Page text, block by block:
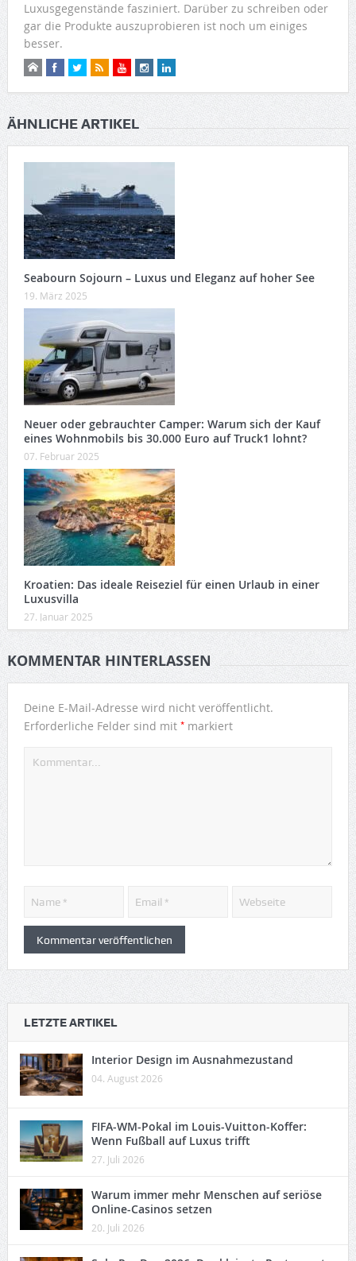
Luxusgegenstände fasziniert. Darüber zu schreiben oder
gar die Produkte auszuprobieren ist noch um einiges
besser.
ÄHNLICHE ARTIKEL
Seabourn Sojourn – Luxus und Eleganz auf hoher See
19. März 2025
Neuer oder gebrauchter Camper: Warum sich der Kauf
eines Wohnmobils bis 30.000 Euro auf Truck1 lohnt?
07. Februar 2025
Kroatien: Das ideale Reiseziel für einen Urlaub in einer
Luxusvilla
27. Januar 2025
KOMMENTAR HINTERLASSEN
Deine E-Mail-Adresse wird nicht veröffentlicht.
Erforderliche Felder sind mit *markiert
LETZTE ARTIKEL
Interior Design im Ausnahmezustand
04. August 2026
FIFA-WM-Pokal im Louis-Vuitton-Koffer:
Wenn Fußball auf Luxus trifft
27. Juli 2026
Warum immer mehr Menschen auf seriöse
Online-Casinos setzen
20. Juli 2026